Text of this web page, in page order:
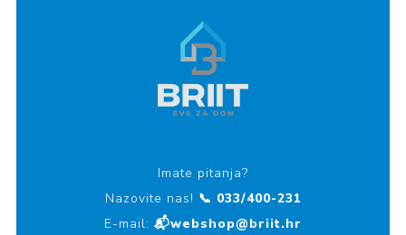
Imate pitanja?
Nazovite nas! 📞 033/400-231
E-mail: 📬webshop@briit.hr